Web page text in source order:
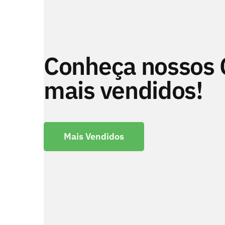
Conheça nossos
mais vendidos!
Mais Vendidos